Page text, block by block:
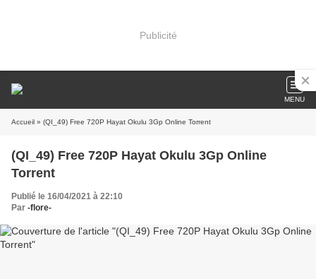
Publicité
MENU
Accueil » (QI_49) Free 720P Hayat Okulu 3Gp Online Torrent
(QI_49) Free 720P Hayat Okulu 3Gp Online
Torrent
Publié le 16/04/2021 à 22:10
Par -flore-